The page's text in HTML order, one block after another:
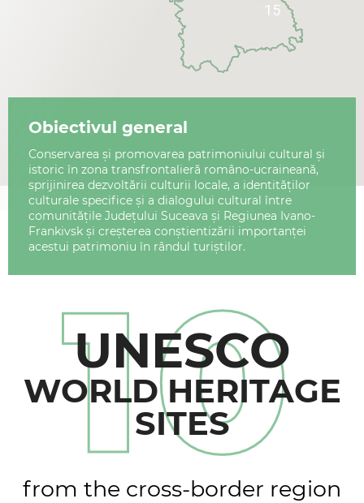
15
Obiectivul general
Сonservarea și promovarea patrimoniului cultural și
istoric în zona transfrontalieră româno-ucraineană,
sprijinirea dezvoltării culturii locale, a identităților
culturale specifice și a dialogului cultural între
comunitățile Județului Suceava și Regiunea Ivano-
Frankivsk și creșterea conștientizării importanței
acestui patrimoniu în rândul turiștilor.
10
UNESCO
WORLD HERITAGE
SITES
from the cross-border region